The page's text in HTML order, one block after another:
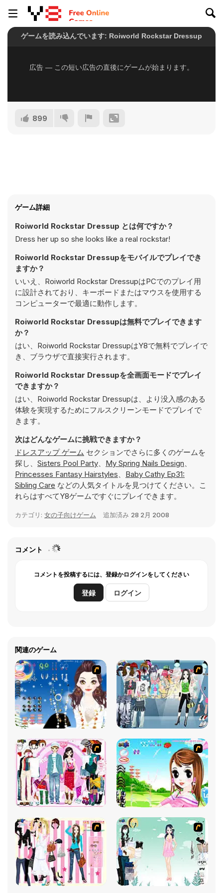
899
ゲーム詳細
Roiworld Rockstar Dressup とは何ですか？
Dress her up so she looks like a real rockstar!
Roiworld Rockstar Dressupをモバイルでプレイでき
ますか？
いいえ、Roiworld Rockstar DressupはPCでのプレイ用
に設計されており、キーボードまたはマウスを使用する
コンピューターで最適に動作します。
Roiworld Rockstar Dressupは無料でプレイできます
か？
はい、Roiworld Rockstar DressupはY8で無料でプレイで
き、ブラウザで直接実行されます。
Roiworld Rockstar Dressupを全画面モードでプレイ
できますか？
はい、Roiworld Rockstar Dressupは、より没入感のある
体験を実現するためにフルスクリーンモードでプレイで
きます。
次はどんなゲームに挑戦できますか？
ドレスアップ ゲーム セクションでさらに多くのゲームを
探し、 Sisters Pool Party、 My Spring Nails Design、
Princesses Fantasy Hairstyles、 Baby Cathy Ep31:
Sibling Care などの人気タイトルを見つけてください。こ
れらはすべてY8ゲームですぐにプレイできます。
カテゴリ: 女の子向けゲーム 追加済み 28 2月 2008
コメント
コメントを投稿するには、登録かログインをしてください
登録 ログイン
関連のゲーム